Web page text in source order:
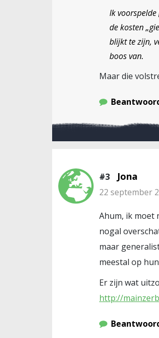
Ik
de kosten
blijkt te zijn,
boos van.
Maar die
#3 Jona
22 september
Ahum, ik moet
nogal
maar
meestal op
Er zijn wat
http://